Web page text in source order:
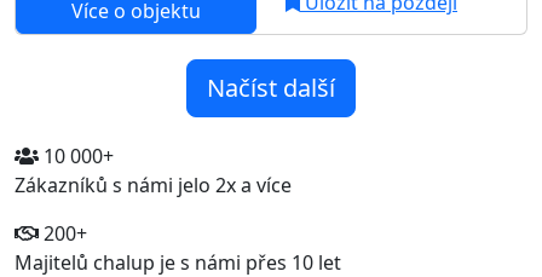
Více o objektu
Načíst další
10 000+
Zákazníků s námi jelo 2x a více
200+
Majitelů chalup je s námi přes 10 let